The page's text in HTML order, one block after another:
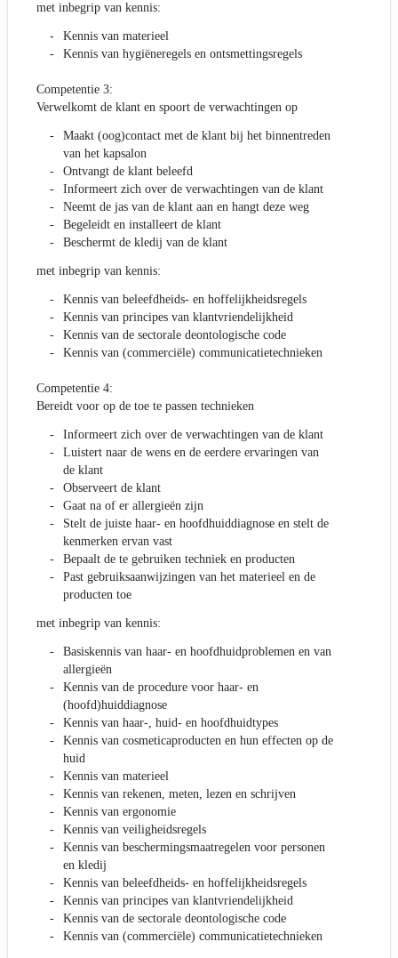
met inbegrip van kennis:
Kennis van materieel
Kennis van hygiëneregels en ontsmettingsregels
Competentie 3:
Verwelkomt de klant en spoort de verwachtingen op
Maakt (oog)contact met de klant bij het binnentreden
van het kapsalon
Ontvangt de klant beleefd
Informeert zich over de verwachtingen van de klant
Neemt de jas van de klant aan en hangt deze weg
Begeleidt en installeert de klant
Beschermt de kledij van de klant
met inbegrip van kennis:
Kennis van beleefdheids- en hoffelijkheidsregels
Kennis van principes van klantvriendelijkheid
Kennis van de sectorale deontologische code
Kennis van (commerciële) communicatietechnieken
Competentie 4:
Bereidt voor op de toe te passen technieken
Informeert zich over de verwachtingen van de klant
Luistert naar de wens en de eerdere ervaringen van
de klant
Observeert de klant
Gaat na of er allergieën zijn
Stelt de juiste haar- en hoofdhuiddiagnose en stelt de
kenmerken ervan vast
Bepaalt de te gebruiken techniek en producten
Past gebruiksaanwijzingen van het materieel en de
producten toe
met inbegrip van kennis:
Basiskennis van haar- en hoofdhuidproblemen en van
allergieën
Kennis van de procedure voor haar- en
(hoofd)huiddiagnose
Kennis van haar-, huid- en hoofdhuidtypes
Kennis van cosmeticaproducten en hun effecten op de
huid
Kennis van materieel
Kennis van rekenen, meten, lezen en schrijven
Kennis van ergonomie
Kennis van veiligheidsregels
Kennis van beschermingsmaatregelen voor personen
en kledij
Kennis van beleefdheids- en hoffelijkheidsregels
Kennis van principes van klantvriendelijkheid
Kennis van de sectorale deontologische code
Kennis van (commerciële) communicatietechnieken